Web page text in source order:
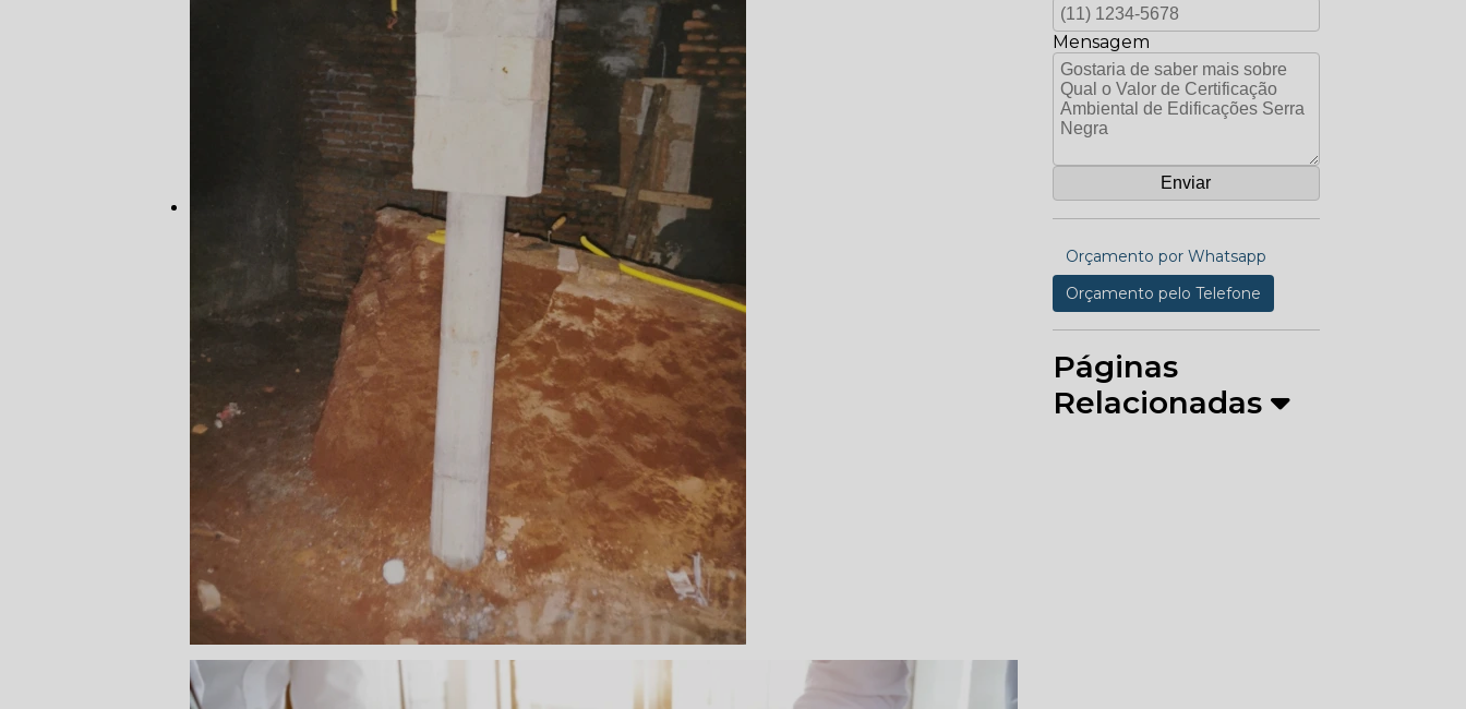
Mensagem
Orçamento por Whatsapp
Orçamento pelo Telefone
Páginas
Relacionadas